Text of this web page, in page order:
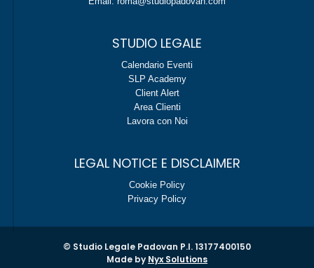
STUDIO LEGALE
Calendario Eventi
SLP Academy
Client Alert
Area Clienti
Lavora con Noi
LEGAL NOTICE E DISCLAIMER
Cookie Policy
Privacy Policy
© Studio Legale Padovan P.I. 13177400150
Made by Nyx Solutions